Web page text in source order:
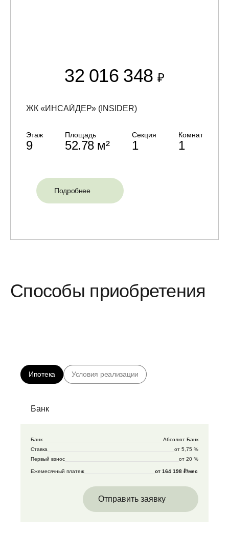
32 016 348₽
ЖК «ИНСАЙДЕР» (INSIDER)
Этаж
9
Площадь
52.78 м²
Секция
1
Комнат
1
Подробнее
Способы приобретения
Ипотека Условия реализации
Банк
Банк
Абсолют Банк
Ставка
от 5,75 %
Первый взнос
от 20 %
Ежемесячный платеж от 164 198 ₽/мес
Отправить заявку